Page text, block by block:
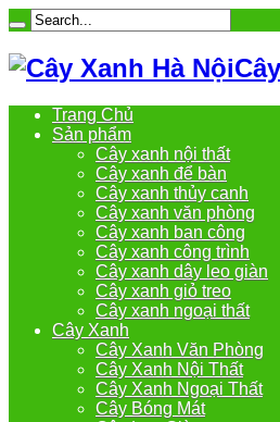
Trang Chủ
Sản phẩm
Cây xanh nội thất
Cây xanh để bàn
Cây xanh thủy canh
Cây xanh văn phòng
Cây xanh ban công
Cây xanh công trình
Cây xanh dây leo giàn
Cây xanh giỏ treo
Cây xanh ngoại thất
Cây Xanh
Cây Xanh Văn Phòng
Cây Xanh Nội Thất
Cây Xanh Ngoại Thất
Cây Bóng Mát